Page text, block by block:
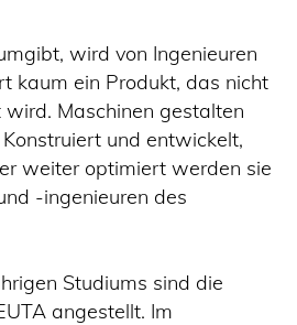
wird von Ingenieuren
kaum ein Produkt, das nicht
Maschinen gestalten
und entwickelt,
weiter optimiert werden sie
-ingenieuren des
Studiums sind die
angestellt. Im